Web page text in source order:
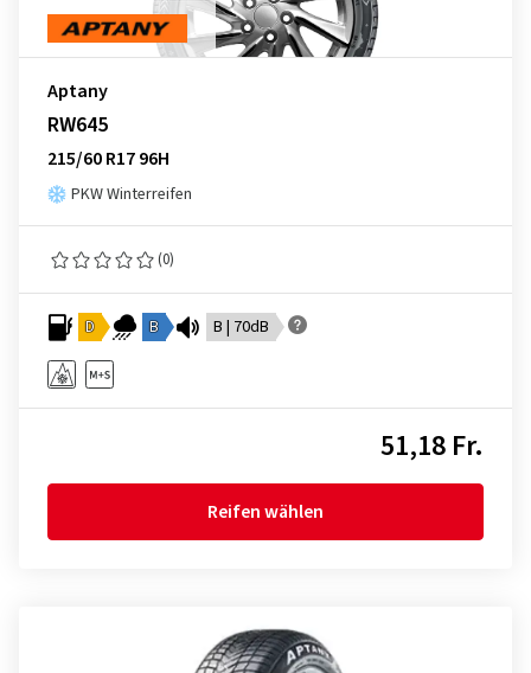
Aptany
RW645
215/60 R17 96H
PKW Winterreifen
(0)
D B B | 70dB
51,18 Fr.
Reifen wählen